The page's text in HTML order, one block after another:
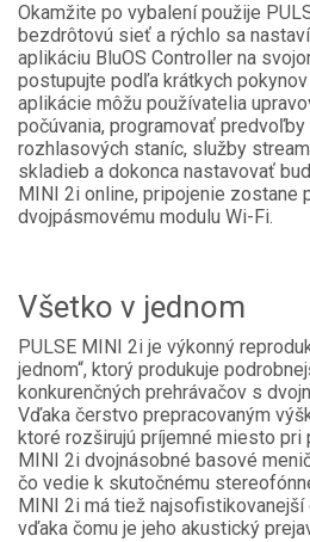
Okamžite po vybalení použije
bezdrôtovú sieť a rýchlo sa
aplikáciu BluOS Controller na
postupujte podľa krátkych
aplikácie môžu používatelia
počúvania, programovať
rozhlasových staníc, služby
skladieb a dokonca nastavovať
MINI 2i online, pripojenie zostane
dvojpásmovému modulu Wi-Fi.
Všetko v jednom
PULSE MINI 2i je výkonný
jednom“, ktorý produkuje
konkurenčných prehrávačov s
Vďaka čerstvo prepracovaným
ktoré rozširujú príjemné miesto pri
MINI 2i dvojnásobné basové
čo vedie k skutočnému
MINI 2i má tiež
vďaka čomu je jeho akustický